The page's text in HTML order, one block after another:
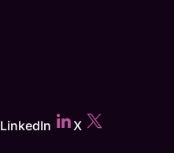
LinkedIn X